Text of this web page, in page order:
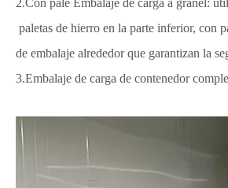
2.Con palé Embalaje de carga a granel:
paletas de hierro en la parte inferior, con
de embalaje alrededor que garantizan la
3.Embalaje de carga de contenedor